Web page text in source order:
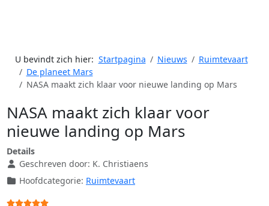
U bevindt zich hier: Startpagina Nieuws
Ruimtevaart
De planeet Mars
NASA maakt zich klaar voor nieuwe landing op Mars
NASA maakt zich klaar voor
nieuwe landing op Mars
Details
Geschreven door: K. Christiaens
Hoofdcategorie: Ruimtevaart
Gebruikerswaardering: